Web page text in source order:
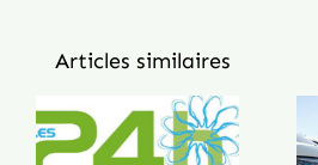
presse
Articles similaires